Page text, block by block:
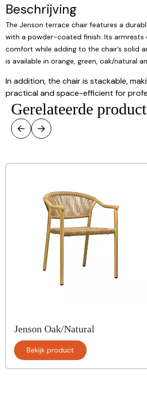
Beschrijving
The Jenson terrace chair features a
with a powder-coated finish. Its armrests
comfort while adding to the chair’s solid
is available in orange, green, oak/natural
In addition, the chair is stackable,
practical and space-efficient for
Gerelateerde
Jenson Oak/Natural
Bekijk product